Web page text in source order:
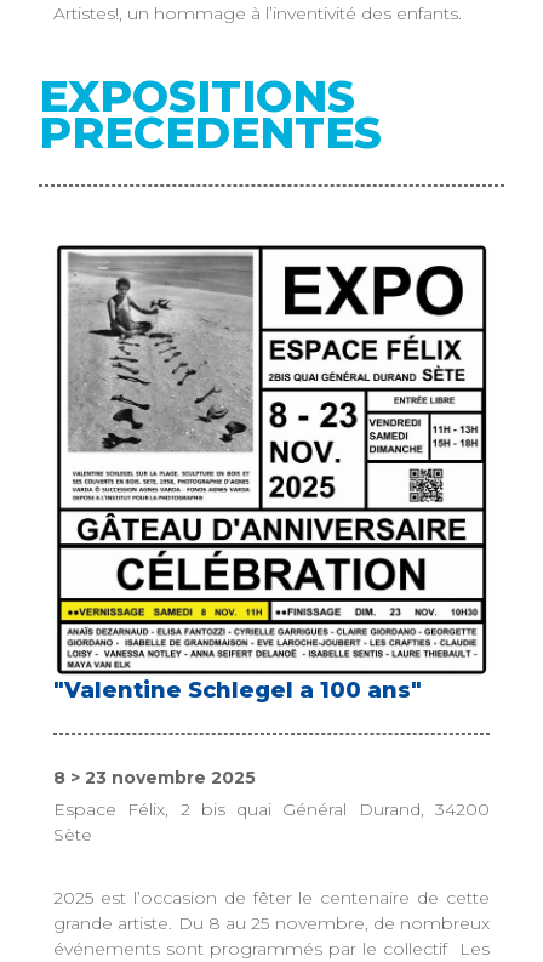
Artistes!, un hommage à l’inventivité des enfants.
EXPOSITIONS
PRECEDENTES
"Valentine Schlegel a 100 ans"
8 > 23 novembre 2025
Espace Félix, 2 bis quai Général Durand, 34200
Sète
2025 est l’occasion de fêter le centenaire de cette
grande artiste. Du 8 au 25 novembre, de nombreux
événements sont programmés par le collectif Les